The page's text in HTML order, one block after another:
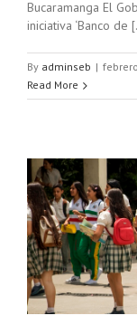
Bucaramanga El
iniciativa ‘Banco de
By adminseb |
Read More